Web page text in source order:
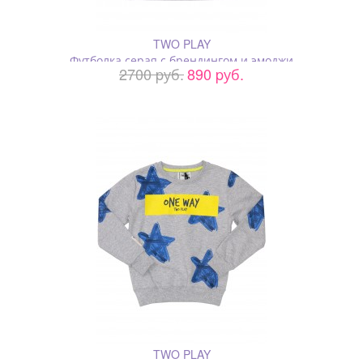
TWO PLAY
Футболка серая с брендингом и эмоджи
2700 pуб.890 pуб.
TWO PLAY